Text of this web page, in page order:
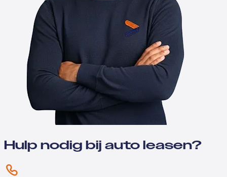
Hulp nodig bij auto leasen?